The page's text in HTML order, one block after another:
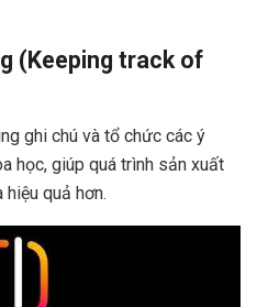
(Keeping track of
ghi chú và tổ chức các ý
học, giúp quá trình sản xuất
quả hơn.